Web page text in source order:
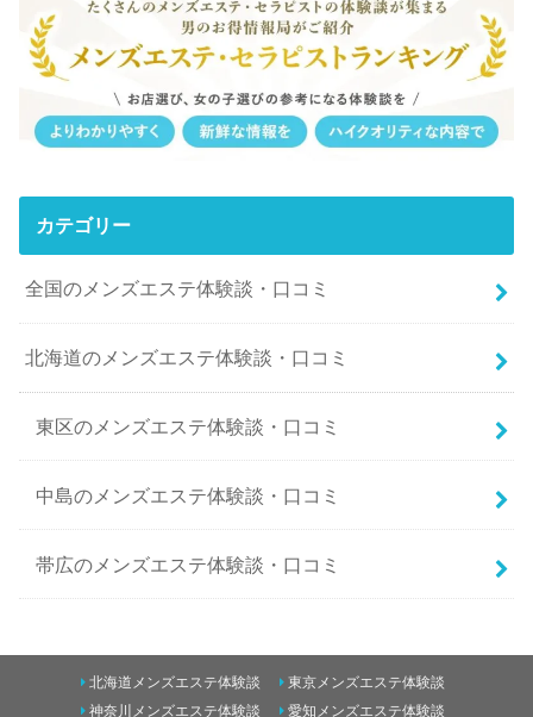
カテゴリー
全国のメンズエステ体験談・口コミ
北海道のメンズエステ体験談・口コミ
東区のメンズエステ体験談・口コミ
中島のメンズエステ体験談・口コミ
帯広のメンズエステ体験談・口コミ
東のメンズエステ体験談・口コミ
北海道メンズエステ体験談
東京メンズエステ体験談
神奈川メンズエステ体験談
愛知メンズエステ体験談